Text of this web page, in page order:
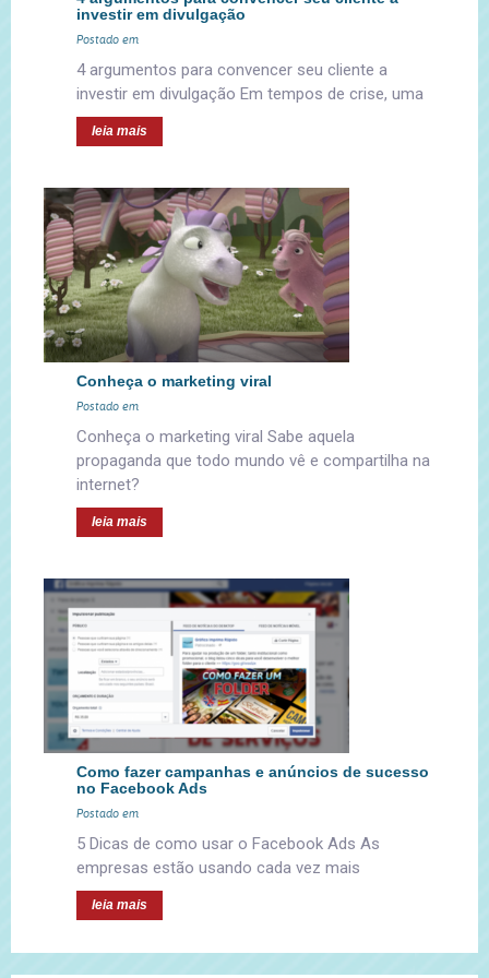
investir em divulgação
Postado em
4 argumentos para convencer seu cliente a
investir em divulgação Em tempos de crise, uma
leia mais
Conheça o marketing viral
Postado em
Conheça o marketing viral Sabe aquela
propaganda que todo mundo vê e compartilha na
internet?
leia mais
Como fazer campanhas e anúncios de sucesso
no Facebook Ads
Postado em
5 Dicas de como usar o Facebook Ads As
empresas estão usando cada vez mais
leia mais